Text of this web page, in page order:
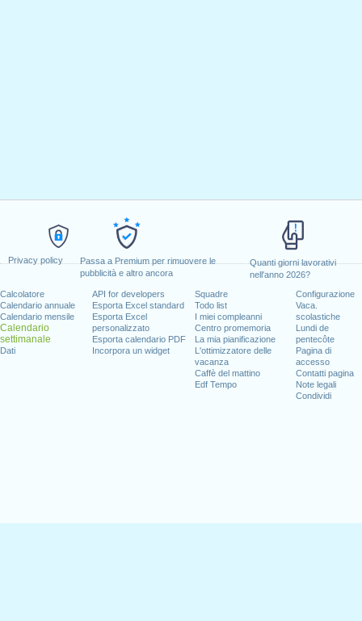
Privacy policy
Passa a Premium per rimuovere le
pubblicità e altro ancora
Quanti giorni lavorativi
nell'anno 2026?
Calcolatore
Calendario annuale
Calendario mensile
Calendario
settimanale
Dati
API for developers
Esporta Excel standard
Esporta Excel
personalizzato
Esporta calendario PDF
Incorpora un widget
Squadre
Todo list
I miei compleanni
Centro promemoria
La mia pianificazione
L'ottimizzatore delle
vacanza
Caffè del mattino
Edf Tempo
Configurazione
Vaca.
scolastiche
Lundi de
pentecôte
Pagina di
accesso
Contatti pagina
Note legali
Condividi